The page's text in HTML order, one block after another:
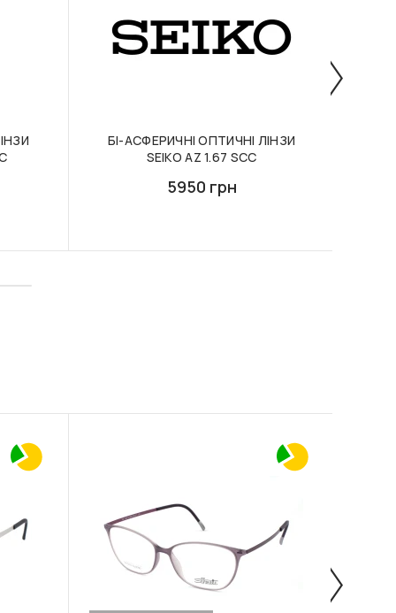
БІ-АСФЕРИЧНІ ОПТИЧНІ ЛІНЗИ
SEIKO AZ 1.67 SCC
5950 грн